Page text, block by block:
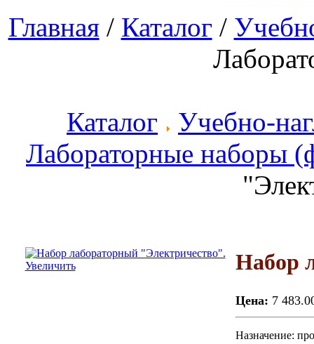
Главная/ Каталог /
Каталог
Учебно-
Лабораторные наборы
Увеличить Набор
Цена: 7
Назначение: